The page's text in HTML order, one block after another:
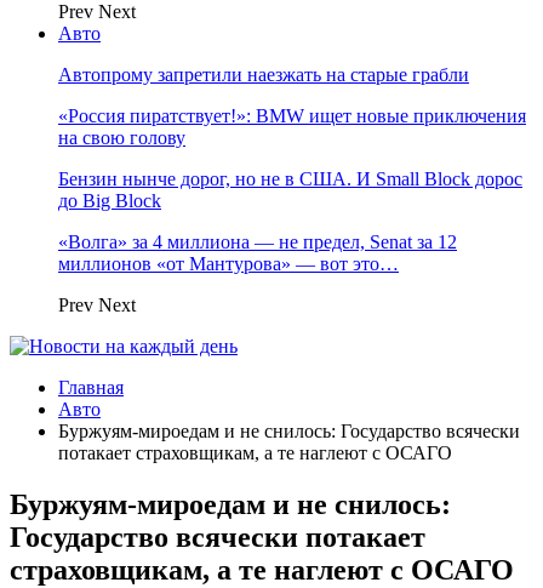
Prev Next
Авто
Автопрому запретили наезжать на старые грабли
«Россия пиратствует!»: BMW ищет новые приключения
на свою голову
Бензин нынче дорог, но не в США. И Small Block дорос
до Big Block
«Волга» за 4 миллиона — не предел, Senat за 12
миллионов «от Мантурова» — вот это…
Prev Next
Главная
Авто
Буржуям-мироедам и не снилось: Государство всячески
потакает страховщикам, а те наглеют с ОСАГО
Буржуям-мироедам и не снилось:
Государство всячески потакает
страховщикам, а те наглеют с ОСАГО